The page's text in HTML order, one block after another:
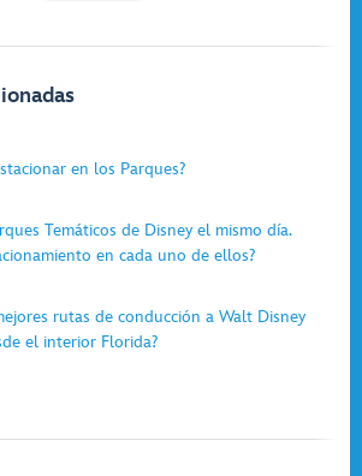
en los Parques?
Temáticos de Disney el mismo día.
en cada uno de ellos?
rutas de conducción a Walt Disney
el interior Florida?